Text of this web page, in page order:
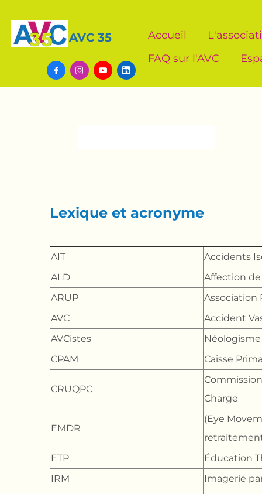
Accueil
FAQ sur l'AVC
AVC 35
   
Lexique et acronyme
AIT
Accidents
ALD
Affection
ARUP
Association
AVC
Accident
AVCistes
CPAM
Caisse
CRUQPC
Charge
EMDR
(Eye
ETP
Éducation
IRM
Imagerie